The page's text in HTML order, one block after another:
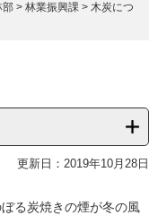
部 > 林業振興課 > 木炭につ
更新日：2019年10月28日
る炭焼きの煙が冬の風